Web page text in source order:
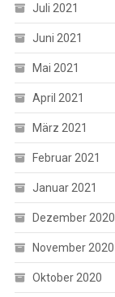
Juli 2021
Juni 2021
Mai 2021
April 2021
März 2021
Februar 2021
Januar 2021
Dezember 2020
November 2020
Oktober 2020